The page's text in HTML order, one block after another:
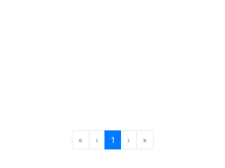
« ‹ 1 › »